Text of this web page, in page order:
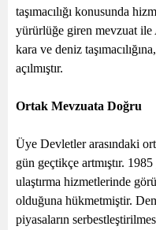
taşımacılığı konusunda
yürürlüğe giren mevzuat ile
kara ve deniz
açılmıştır.
Ortak Mevzuata Doğru
Üye Devletler arasındaki
gün geçtikçe artmıştır.
ulaştırma hizmetlerinde
olduğuna hükmetmiştir.
piyasaların